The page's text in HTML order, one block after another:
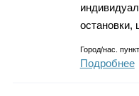
остановки,
Город/нас.
Подробнее